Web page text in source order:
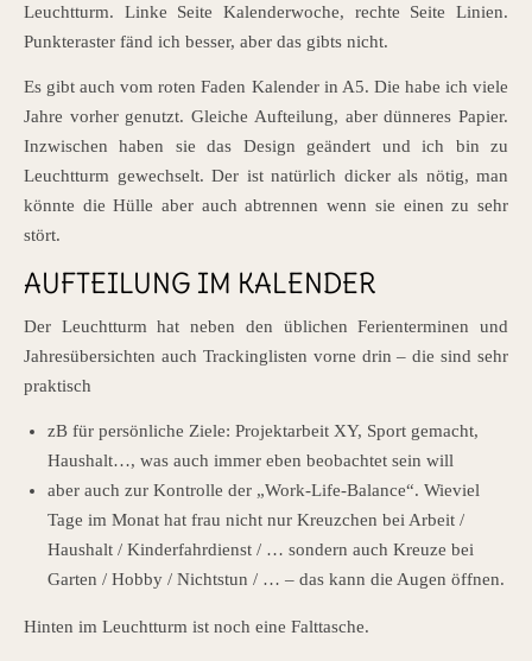
Leuchtturm. Linke Seite Kalenderwoche, rechte Seite Linien.
Punkteraster fänd ich besser, aber das gibts nicht.
Es gibt auch vom roten Faden Kalender in A5. Die habe ich viele
Jahre vorher genutzt. Gleiche Aufteilung, aber dünneres Papier.
Inzwischen haben sie das Design geändert und ich bin zu
Leuchtturm gewechselt. Der ist natürlich dicker als nötig, man
könnte die Hülle aber auch abtrennen wenn sie einen zu sehr
stört.
AUFTEILUNG IM KALENDER
Der Leuchtturm hat neben den üblichen Ferienterminen und
Jahresübersichten auch Trackinglisten vorne drin – die sind sehr
praktisch
zB für persönliche Ziele: Projektarbeit XY, Sport gemacht,
Haushalt…, was auch immer eben beobachtet sein will
aber auch zur Kontrolle der „Work-Life-Balance“. Wieviel
Tage im Monat hat frau nicht nur Kreuzchen bei Arbeit /
Haushalt / Kinderfahrdienst / … sondern auch Kreuze bei
Garten / Hobby / Nichtstun / … – das kann die Augen öffnen.
Hinten im Leuchtturm ist noch eine Falttasche.